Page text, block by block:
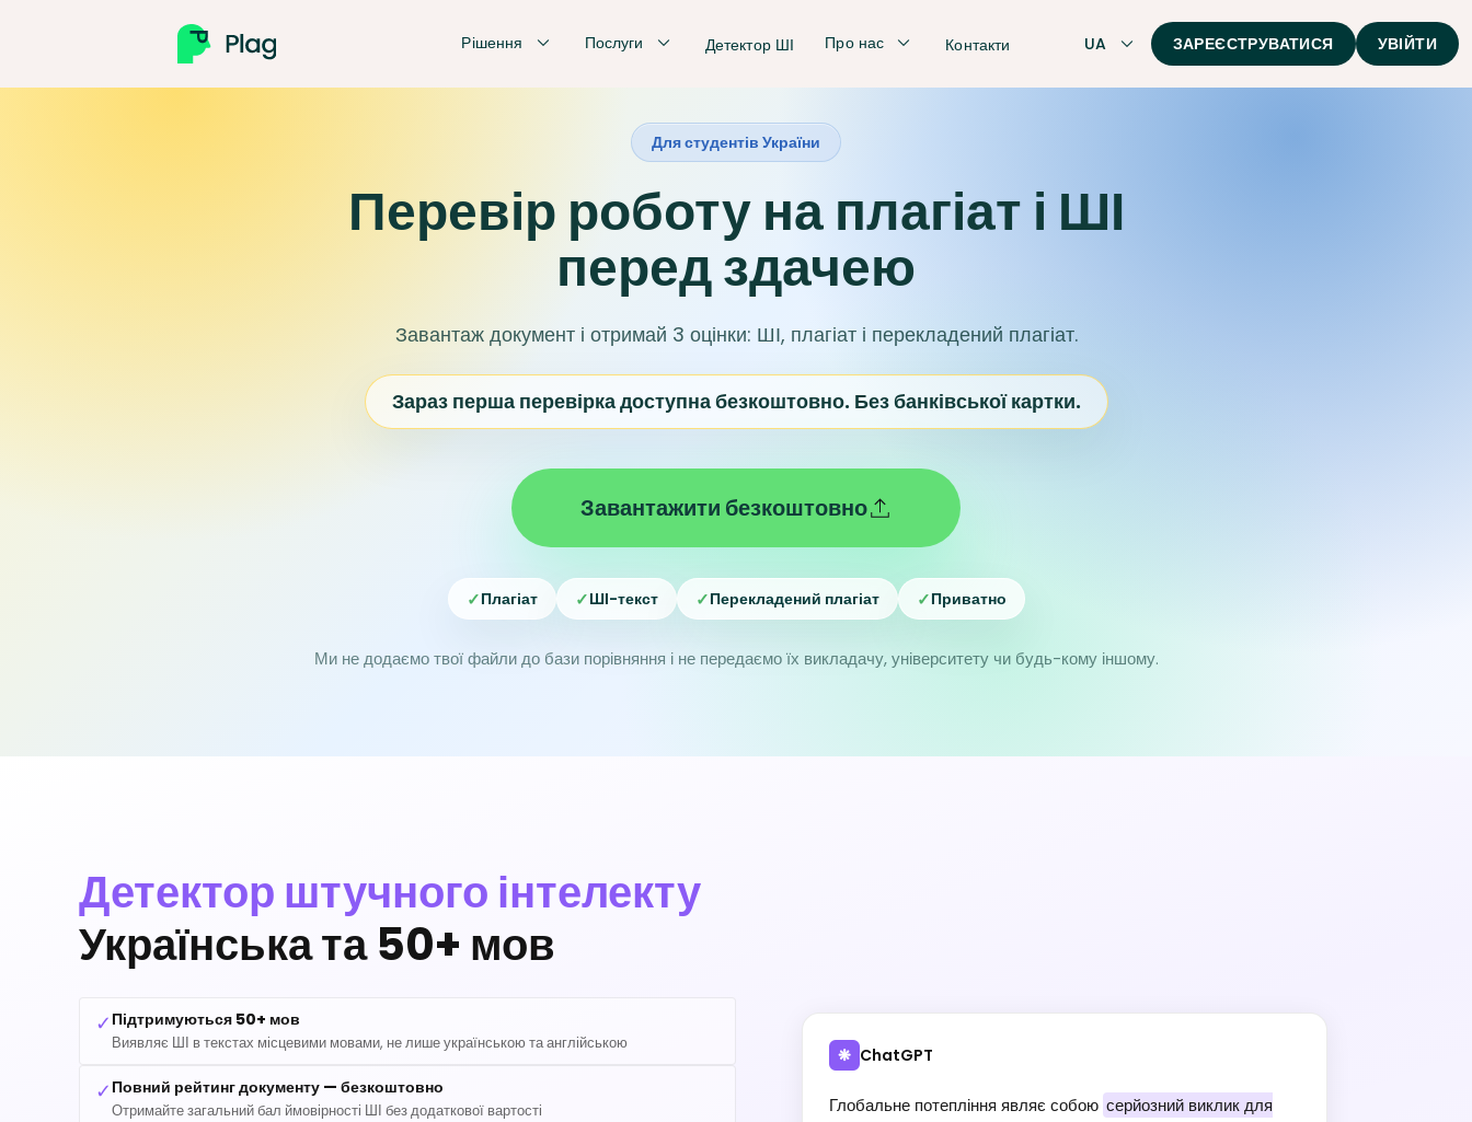
Рішення Послуги Детектор ШІ Про нас Контакти UA ЗАРЕЄСТРУВАТИСЯ УВІЙТИ
Для студентів України
Перевір роботу на плагіат і ШІ
перед здачею
Завантаж документ і отримай 3 оцінки: ШІ, плагіат і перекладений плагіат.
Зараз перша перевірка доступна безкоштовно. Без банківської картки.
Завантажити безкоштовно
✓Плагіат ✓ШІ-текст ✓Перекладений плагіат ✓Приватно
Ми не додаємо твої файли до бази порівняння і не передаємо їх викладачу, університету чи будь-кому іншому.
Детектор штучного інтелекту
Українська та 50+ мов
✓ Підтримуються 50+ мов
Виявляє ШІ в текстах місцевими мовами, не лише українською та англійською
✓ Повний рейтинг документу — безкоштовно
Отримайте загальний бал ймовірності ШІ без додаткової вартості
❋ ChatGPT
Глобальне потепління являє собою серйозний виклик для